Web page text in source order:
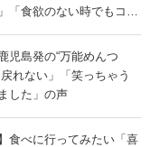
「食欲のない時でもコレ
児島発の“万能めんつ
れない」「笑っちゃう
した」の声
食べに行ってみたい「喜